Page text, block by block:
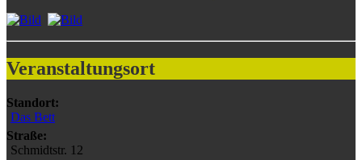
Veranstaltungsort
Standort:
Das Bett
Straße:
Schmidtstr. 12